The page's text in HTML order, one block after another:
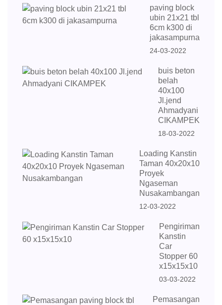
paving block
ubin 21x21 tbl
6cm k300 di
jakasampurna
24-03-2022
buis beton
belah
40x100
Jl.jend
Ahmadyani
CIKAMPEK
18-03-2022
Loading Kanstin
Taman 40x20x10
Proyek
Ngaseman
Nusakambangan
12-03-2022
Pengiriman
Kanstin
Car
Stopper 60
x15x15x10
03-03-2022
Pemasangan